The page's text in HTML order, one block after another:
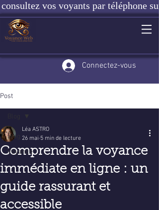
consultez vos voyants par téléphone
Connectez-vous
Post
Blog
Voyance
Comprendre la voyance
immédiate en ligne : un
guide rassurant et
accessible
Léa ASTRO
26 mai 5 min de lecture